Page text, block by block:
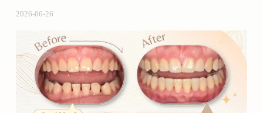
2026-06-26